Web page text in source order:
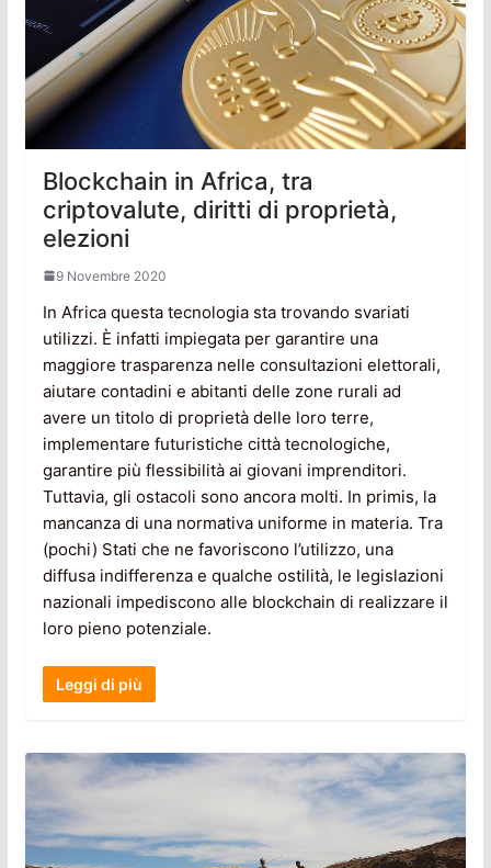
Blockchain in Africa, tra
criptovalute, diritti di proprietà,
elezioni
9 Novembre 2020
In Africa questa tecnologia sta trovando svariati
utilizzi. È infatti impiegata per garantire una
maggiore trasparenza nelle consultazioni elettorali,
aiutare contadini e abitanti delle zone rurali ad
avere un titolo di proprietà delle loro terre,
implementare futuristiche città tecnologiche,
garantire più flessibilità ai giovani imprenditori.
Tuttavia, gli ostacoli sono ancora molti. In primis, la
mancanza di una normativa uniforme in materia. Tra
(pochi) Stati che ne favoriscono l’utilizzo, una
diffusa indifferenza e qualche ostilità, le legislazioni
nazionali impediscono alle blockchain di realizzare il
loro pieno potenziale.
Leggi di più